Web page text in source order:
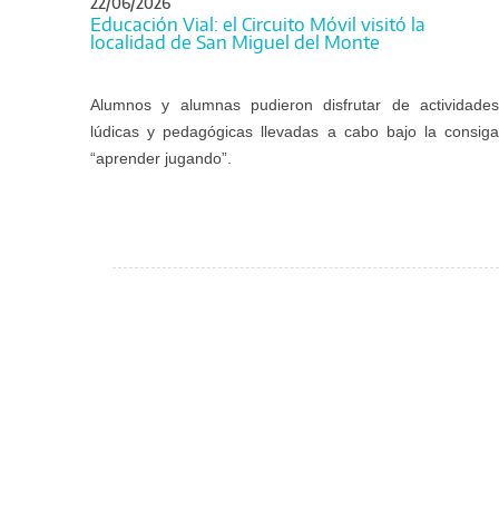
Educación Vial: el Circuito Móvil visitó la
localidad de San Miguel del Monte
Alumnos y alumnas pudieron disfrutar de actividades
lúdicas y pedagógicas llevadas a cabo bajo la consiga
“aprender jugando”.